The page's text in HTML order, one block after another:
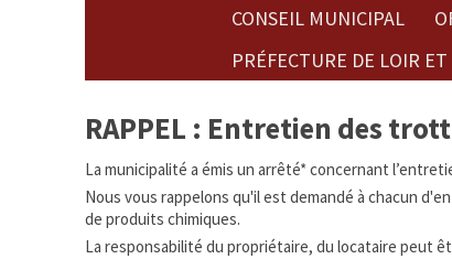
CONSEIL MUNICIPAL
PRÉFECTURE DE LOIR ET
RAPPEL : Entretien des
La municipalité a émis un arrêté* concernant
Nous vous rappelons qu'il est demandé à chacun
de produits chimiques.
La responsabilité du propriétaire, du locataire peut